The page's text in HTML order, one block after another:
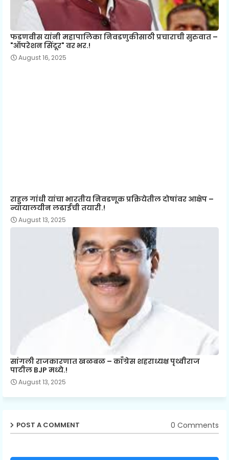
फडणवीस यांनी महापालिका निवडणुकीसाठी प्रचाराची सुरुवात –
"ऑपरेशन सिंदूर" वर भर.!
August 16, 2025
राहुल गांधी यांचा भारतीय निवडणूक प्रक्रियेतील दोषांवर आक्षेप –
न्यायालयीन लढाईची तयारी.!
August 13, 2025
सांगली राजकारणात खळबळ – काँग्रेस शहराध्यक्ष पृथ्वीराज
पाटील BJP मध्ये.!
August 13, 2025
POST A COMMENT 0 Comments